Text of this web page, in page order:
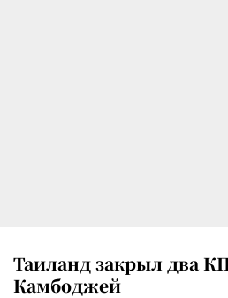
Таиланд закрыл два
Камбоджей